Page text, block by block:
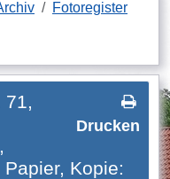
Fotoregister
Drucken
71,
Kopie: